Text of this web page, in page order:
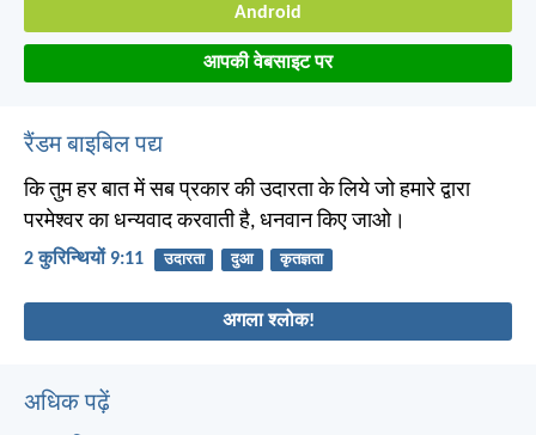
Android
आपकी वेबसाइट पर
रैंडम बाइबिल पद्य
कि तुम हर बात में सब प्रकार की उदारता के लिये जो हमारे द्वारा
परमेश्वर का धन्यवाद करवाती है, धनवान किए जाओ।
2 कुरिन्थियों 9:11 उदारता दुआ कृतज्ञता
अगला श्लोक!
अधिक पढ़ें